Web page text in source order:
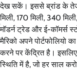
देख सकें। इससे ब्रांड के तेज
मिली, 170 मिली, 340
मॉडर्न ट्रेड और ई-कॉमर्स
मैरिको अपने पोर्टफोलियो
करने पर केंद्रित है।
स्थिति में है, जो हर साल